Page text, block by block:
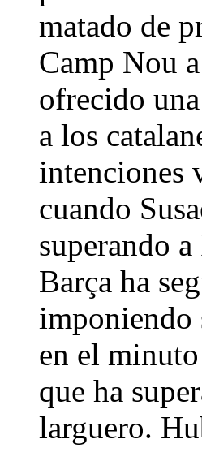
matado de
Camp Nou
ofrecido
a los
intenciones
cuando
superando
Barça ha
imponiendo
en el
que ha
larguero.